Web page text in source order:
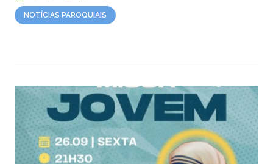
NOTÍCIAS PAROQUIAIS